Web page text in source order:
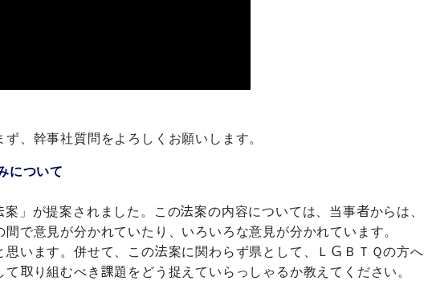
、幹事社質問をよろしくお願いします。
について
」が提案されました。この法案の内容については、当事者からは、
で意見が分かれていたり、いろいろな意見が分かれています。
います。併せて、この法案に関わらず県として、ＬＧＢＴＱの方へ
取り組むべき課題をどう捉えていらっしゃるか教えてください。